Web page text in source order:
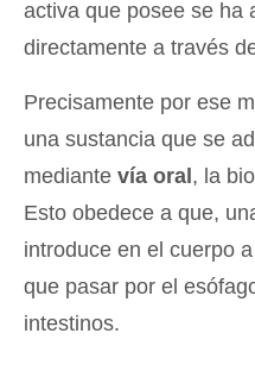
activa que posee se ha
directamente a través
Precisamente por ese
una sustancia que se
mediante vía oral, la
Esto obedece a que,
introduce en el cuerpo
que pasar por el
intestinos.